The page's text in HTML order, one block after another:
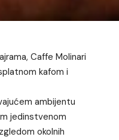
Caffe Molinari
kafom i
ambijentu
jedinstvenom
okolnih